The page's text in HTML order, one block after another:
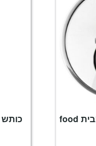
מכסה לסיר 20 ס"מ מבית food